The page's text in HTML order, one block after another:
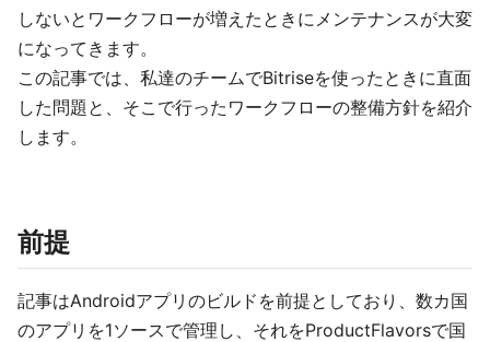
しないとワークフローが増えたときにメンテナンスが大変
になってきます。
この記事では、私達のチームでBitriseを使ったときに直面
した問題と、そこで行ったワークフローの整備方針を紹介
します。
前提
記事はAndroidアプリのビルドを前提としており、数カ国
のアプリを1ソースで管理し、それをProductFlavorsで国